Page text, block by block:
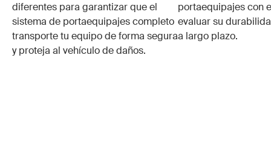
diferentes para garantizar que el
sistema de portaequipajes completo
transporte tu equipo de forma segura
y proteja al vehículo de daños.
portaequipajes con
evaluar su
a largo plazo.